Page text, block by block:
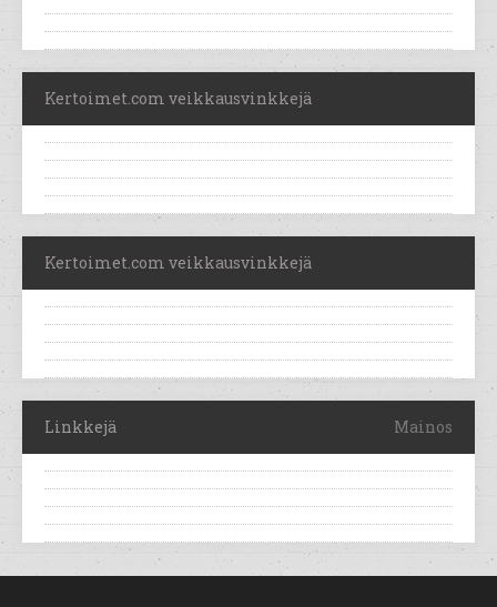
Kertoimet.com veikkausvinkkejä
Kertoimet.com veikkausvinkkejä
Linkkejä Mainos